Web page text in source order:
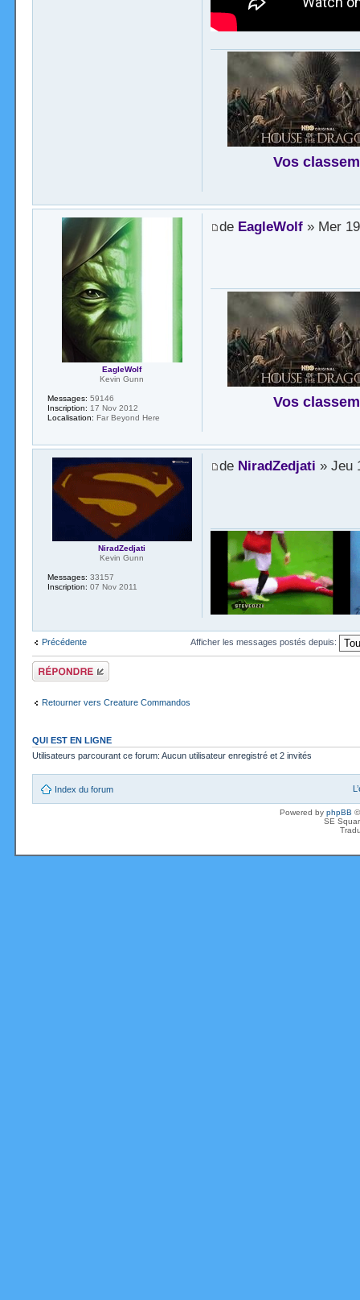
Vos
de EagleWolf» Mer
Vos
EagleWolf
Kevin Gunn
Messages: 59146
Inscription: 17 Nov 2012
Localisation: Far Beyond Here
de NiradZedjati » Jeu
NiradZedjati
Kevin Gunn
Messages: 33157
Inscription: 07 Nov 2011
Précédente Afficher les messages postés depuis:
Répondre
Retourner vers Creature Commandos
QUI EST EN LIGNE
Utilisateurs parcourant ce forum: Aucun utilisateur enregistré et 2 invités
Index du forum
Powered by phpBB
SE